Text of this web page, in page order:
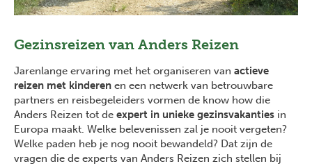
Gezinsreizen van Anders Reizen
Jarenlange ervaring met het organiseren van actieve
reizen met kinderen en een netwerk van betrouwbare
partners en reisbegeleiders vormen de know how die
Anders Reizen tot de expert in unieke gezinsvakanties in
Europa maakt. Welke belevenissen zal je nooit vergeten?
Welke paden heb je nog nooit bewandeld? Dat zijn de
vragen die de experts van Anders Reizen zich stellen bij